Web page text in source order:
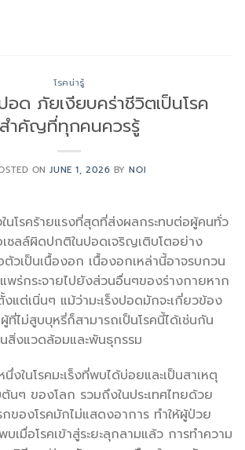
โรคน่ารู้
อด ภัยเงียบคร่าชีวิตเป็นโรค
สำคัญที่ทุกคนควรรู้
ONJUNE 1, 2026 BYNOI
ในโรคร้ายแรงที่สุดที่ส่งผลกระทบต่อผู้คนทั่ว
ซลล์ผิดปกติในปอดเจริญเติบโตอย่าง
ตัวเป็นเนื้องอก เนื้องอกเหล่านี้อาจรบกวน
แพร่กระจายไปยังส่วนอื่นๆของร่างกายหาก
แต่เนิ่นๆ แม้ว่ามะเร็งปอดมักจะเกี่ยวข้อง
ไม่สูบบุหรี่ก็สามารถเป็นโรคนี้ได้เช่นกัน
สิ่งแวดล้อมและพันธุกรรม
นึ่งในโรคมะเร็งที่พบได้บ่อยและเป็นสาเหตุ
นๆ ของโลก รวมถึงในประเทศไทยด้วย
กของโรคมักไม่แสดงอาการ ทำให้ผู้ป่วย
เมื่อโรคเข้าสู่ระยะลุกลามแล้ว การทำความ